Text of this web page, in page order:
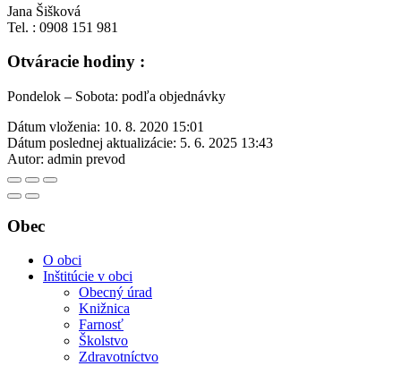
Jana Šišková
Tel. : 0908 151 981
Otváracie hodiny :
Pondelok – Sobota: podľa objednávky
Dátum vloženia: 10. 8. 2020 15:01
Dátum poslednej aktualizácie: 5. 6. 2025 13:43
Autor: admin prevod
Obec
O obci
Inštitúcie v obci
Obecný úrad
Knižnica
Farnosť
Školstvo
Zdravotníctvo